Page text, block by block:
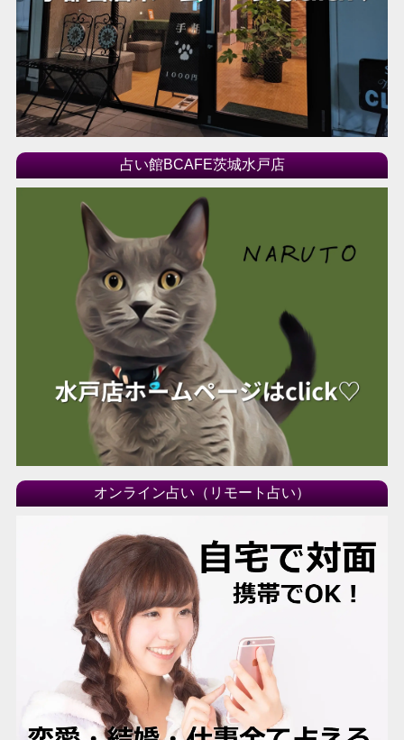
2015年06月
2015年05月
占い館BCAFE茨城水戸店
オンライン占い（リモート占い）